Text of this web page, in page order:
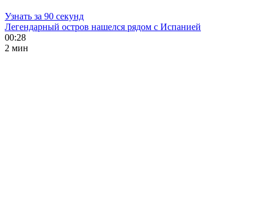
Узнать за 90 секунд
Легендарный остров нашелся рядом с Испанией
00:28
2 мин